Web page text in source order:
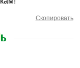
Скопировать